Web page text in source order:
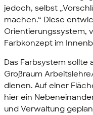
jedoch, selbst
machen.“ Diese
Orientierungssystem,
Farbkonzept im
Das Farbsystem sollte
Großraum
dienen. Auf einer
hier ein
und Verwaltung